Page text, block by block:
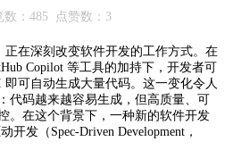
：485 点赞数：3
在深刻改变软件开发的工作方式。在
Copilot 等工具的加持下，开发者可
可自动生成大量代码。这一变化令人
代码越来越容易生成，但高质量、可
。在这个背景下，一种新的软件开发
发（Spec-Driven Development，